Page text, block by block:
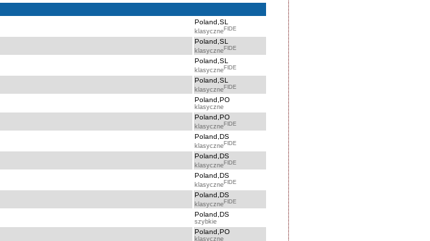
Poland,SL
klasyczneFIDE
Poland,SL
klasyczneFIDE
Poland,SL
klasyczneFIDE
Poland,SL
klasyczneFIDE
Poland,PO
klasyczne
Poland,PO
klasyczneFIDE
Poland,DS
klasyczneFIDE
Poland,DS
klasyczneFIDE
Poland,DS
klasyczneFIDE
Poland,DS
klasyczneFIDE
Poland,DS
szybkie
Poland,PO
klasyczne